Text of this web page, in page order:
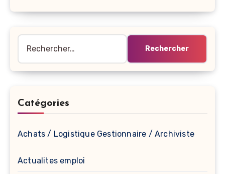
Catégories
Achats / Logistique Gestionnaire / Archiviste
Actualites emploi